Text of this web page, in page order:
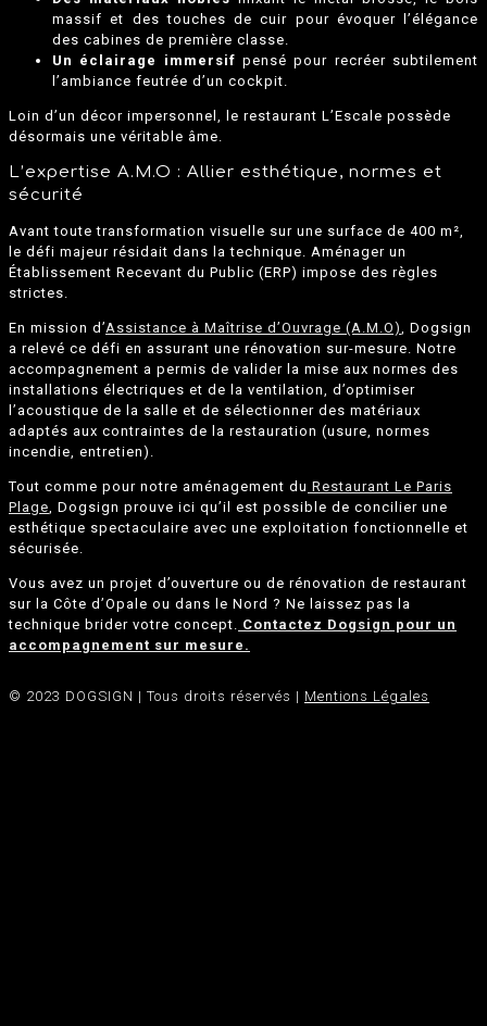
massif et des touches de cuir pour évoquer l’élégance
des cabines de première classe.
Un éclairage immersif pensé pour recréer subtilement
l’ambiance feutrée d’un cockpit.
Loin d’un décor impersonnel, le restaurant L’Escale possède
désormais une véritable âme.
L’expertise A.M.O : Allier esthétique, normes et
sécurité
Avant toute transformation visuelle sur une surface de 400 m²,
le défi majeur résidait dans la technique. Aménager un
Établissement Recevant du Public (ERP) impose des règles
strictes.
En mission d’Assistance à Maîtrise d’Ouvrage (A.M.O), Dogsign
a relevé ce défi en assurant une rénovation sur-mesure. Notre
accompagnement a permis de valider la mise aux normes des
installations électriques et de la ventilation, d’optimiser
l’acoustique de la salle et de sélectionner des matériaux
adaptés aux contraintes de la restauration (usure, normes
incendie, entretien).
Tout comme pour notre aménagement du Restaurant Le Paris
Plage, Dogsign prouve ici qu’il est possible de concilier une
esthétique spectaculaire avec une exploitation fonctionnelle et
sécurisée.
Vous avez un projet d’ouverture ou de rénovation de restaurant
sur la Côte d’Opale ou dans le Nord ? Ne laissez pas la
technique brider votre concept. Contactez Dogsign pour un
accompagnement sur mesure.
© 2023 DOGSIGN | Tous droits réservés | Mentions Légales